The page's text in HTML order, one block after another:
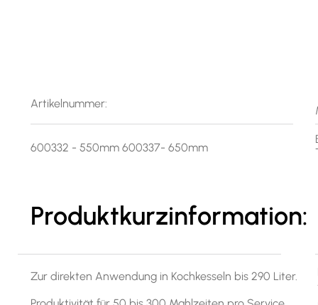
Artikelnummer:
600332 - 550mm 600337- 650mm
Produktkurzinformation:
Zur direkten Anwendung in Kochkesseln bis 290 Liter.